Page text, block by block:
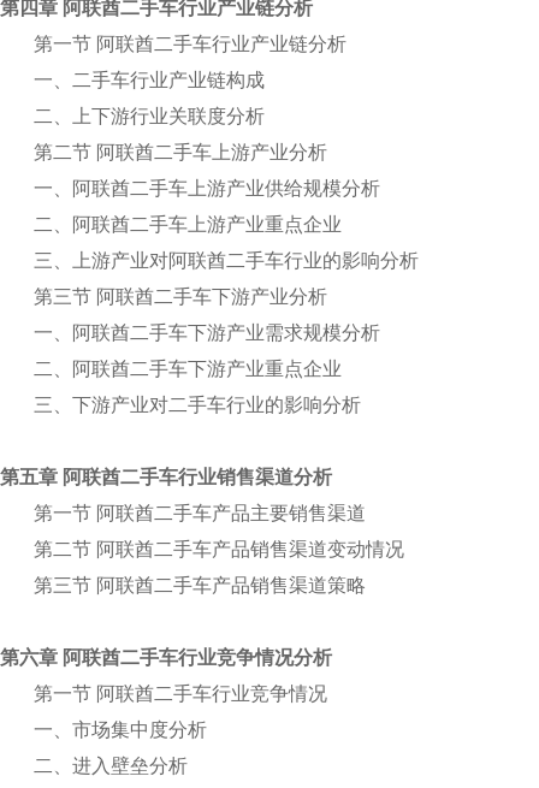
第四章 阿联酋二手车行业产业链分析
第一节 阿联酋二手车行业产业链分析
一、二手车行业产业链构成
二、上下游行业关联度分析
第二节 阿联酋二手车上游产业分析
一、阿联酋二手车上游产业供给规模分析
二、阿联酋二手车上游产业重点企业
三、上游产业对阿联酋二手车行业的影响分析
第三节 阿联酋二手车下游产业分析
一、阿联酋二手车下游产业需求规模分析
二、阿联酋二手车下游产业重点企业
三、下游产业对二手车行业的影响分析
第五章 阿联酋二手车行业销售渠道分析
第一节 阿联酋二手车产品主要销售渠道
第二节 阿联酋二手车产品销售渠道变动情况
第三节 阿联酋二手车产品销售渠道策略
第六章 阿联酋二手车行业竞争情况分析
第一节 阿联酋二手车行业竞争情况
一、市场集中度分析
二、进入壁垒分析